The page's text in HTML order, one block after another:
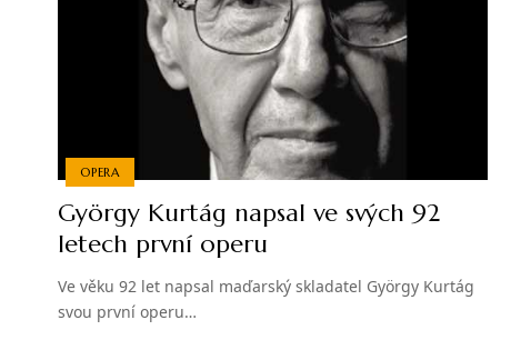
OPERA
György Kurtág napsal ve svých 92
letech první operu
Ve věku 92 let napsal maďarský skladatel György Kurtág
svou první operu…